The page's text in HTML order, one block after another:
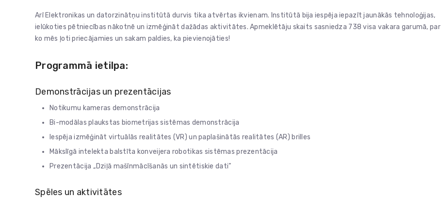
Arī Elektronikas un datorzinātņu institūtā durvis tika atvērtas ikvienam. Institūtā bija iespēja iepazīt jaunākās tehnoloģijas,
ielūkoties pētniecības nākotnē un izmēģināt dažādas aktivitātes. Apmeklētāju skaits sasniedza 738 visa vakara garumā, par
ko mēs ļoti priecājamies un sakam paldies, ka pievienojāties!
Programmā ietilpa:
Demonstrācijas un prezentācijas
Notikumu kameras demonstrācija
Bi-modālas plaukstas biometrijas sistēmas demonstrācija
Iespēja izmēģināt virtuālās realitātes (VR) un paplašinātās realitātes (AR) brilles
Mākslīgā intelekta balstīta konveijera robotikas sistēmas prezentācija
Prezentācija „Dziļā mašīnmācīšanās un sintētiskie dati”
Spēles un aktivitātes